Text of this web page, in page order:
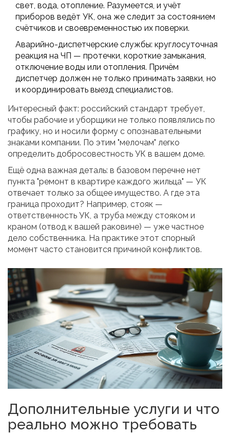
свет, вода, отопление. Разумеется, и учёт
приборов ведёт УК, она же следит за состоянием
счётчиков и своевременностью их поверки.
Аварийно-диспетчерские службы: круглосуточная
реакция на ЧП — протечки, короткие замыкания,
отключение воды или отопления. Причём
диспетчер должен не только принимать заявки, но
и координировать выезд специалистов.
Интересный факт: российский стандарт требует,
чтобы рабочие и уборщики не только появлялись по
графику, но и носили форму с опознавательными
знаками компании. По этим "мелочам" легко
определить добросовестность УК в вашем доме.
Ещё одна важная деталь: в базовом перечне нет
пункта "ремонт в квартире каждого жильца" — УК
отвечает только за общее имущество. А где эта
граница проходит? Например, стояк —
ответственность УК, а труба между стояком и
краном (отвод к вашей раковине) — уже частное
дело собственника. На практике этот спорный
момент часто становится причиной конфликтов.
Дополнительные услуги и что
реально можно требовать